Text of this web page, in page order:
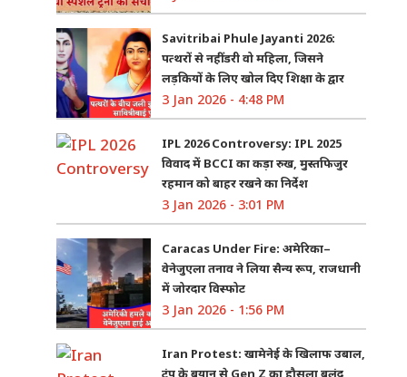
Savitribai Phule Jayanti 2026:
पत्थरों से नहीं डरी वो महिला, जिसने
लड़कियों के लिए खोल दिए शिक्षा के द्वार
3 Jan 2026 - 4:48 PM
IPL 2026 Controversy: IPL 2025
विवाद में BCCI का कड़ा रुख, मुस्तफिजुर
रहमान को बाहर रखने का निर्देश
3 Jan 2026 - 3:01 PM
Caracas Under Fire: अमेरिका–
वेनेजुएला तनाव ने लिया सैन्य रूप, राजधानी
में जोरदार विस्फोट
3 Jan 2026 - 1:56 PM
Iran Protest: खामेनेई के खिलाफ उबाल,
ट्रंप के बयान से Gen Z का हौसला बुलंद